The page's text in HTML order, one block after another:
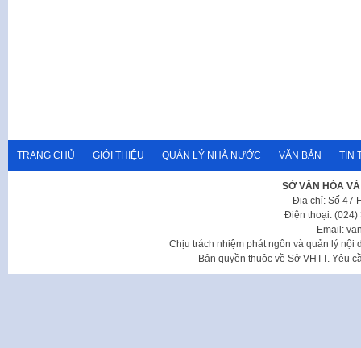
TRANG CHỦ GIỚI THIỆU QUẢN LÝ NHÀ NƯỚC VĂN BẢN TIN
SỞ VĂN HÓA
Địa chỉ: Số 47
Điện thoại: (024)
Email:
Chịu trách nhiệm phát ngôn và quản lý nội
Bản quyền thuộc về Sở VHTT. Yêu